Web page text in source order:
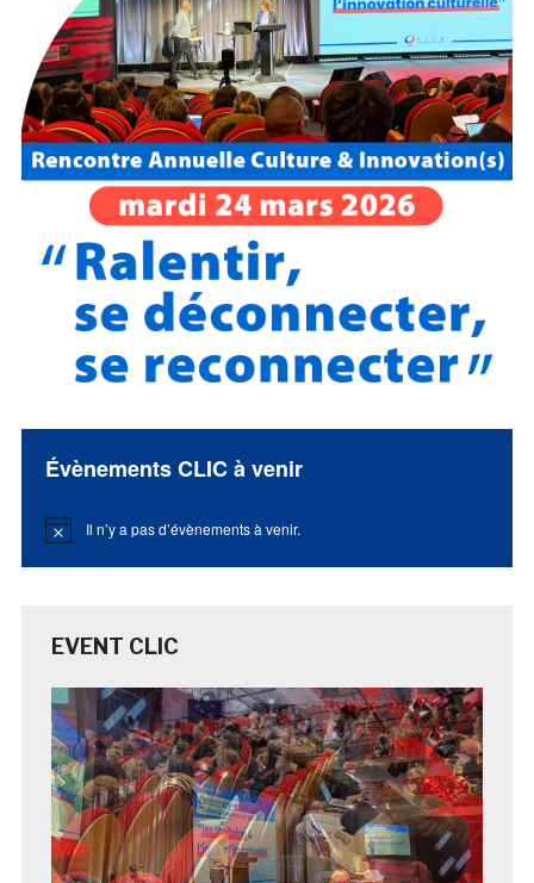
Évènements CLIC à venir
Notice Il n’y a pas d’évènements à venir.
EVENT CLIC